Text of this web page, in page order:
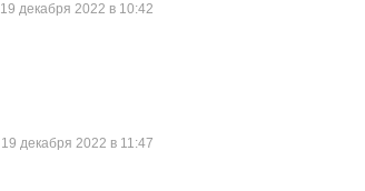
19 декабря 2022 в 10:42
19 декабря 2022 в 11:47